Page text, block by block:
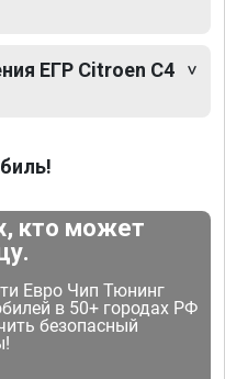
ЕГР Citroen C4
кто может
Евро Чип Тюнинг
в 50+ городах РФ
безопасный